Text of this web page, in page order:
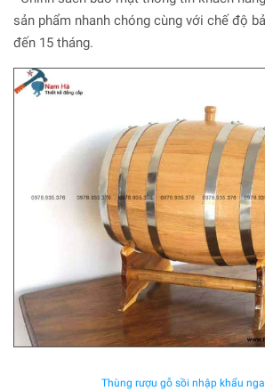
sản phẩm nhanh chóng cùng với chế độ
đến 15 tháng.
Thùng rượu gỗ sồi nhập khẩu